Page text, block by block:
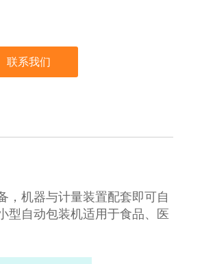
联系我们
，机器与计量装置配套即可自
型自动包装机适用于食品、医